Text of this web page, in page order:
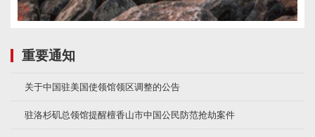
重要通知
关于中国驻美国使领馆领区调整的公告
驻洛杉矶总领馆提醒檀香山市中国公民防范抢劫案件